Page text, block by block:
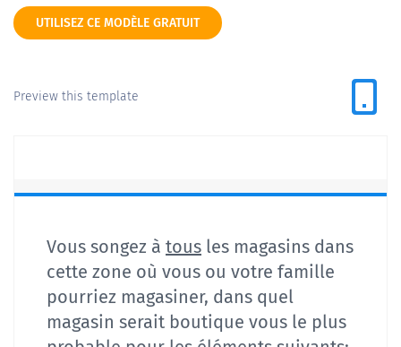
UTILISEZ CE MODÈLE GRATUIT
Preview this template